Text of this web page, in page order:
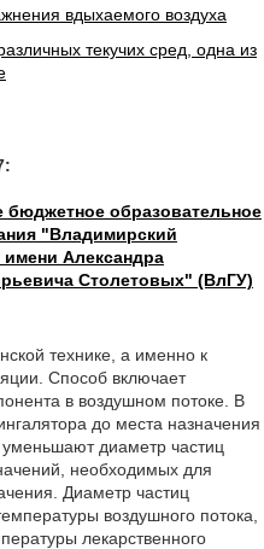
вдыхаемого воздуха
текучих сред, одна из
бюджетное образовательное
"Владимирский
имени Александра
Столетовых" (ВлГУ)
технике, а именно к
Способ включает
в воздушном потоке. В
до места назначения
диаметр частиц
необходимых для
Диаметр частиц
воздушного потока,
лекарственного